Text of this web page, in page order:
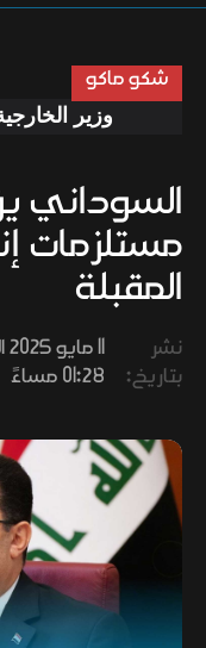
رياضة
صحة
ثقافة
وفنون
شكو ماكو
وزير الخارجية
السوداني
مستلزمات
المقبلة
نشر
بتاريخ:
01:28 مساءً